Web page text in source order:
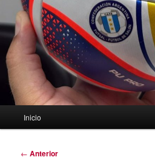
Inicio
Navegación
← Anterior